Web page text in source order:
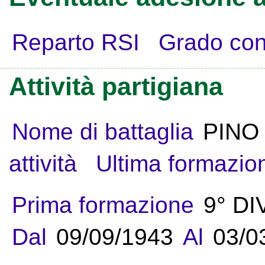
Reparto RSI Grado
Attività partigiana
Nome di battaglia PINO
attività
Ultima
Prima formazione 9°
Dal 09/09/1943 Al 03/